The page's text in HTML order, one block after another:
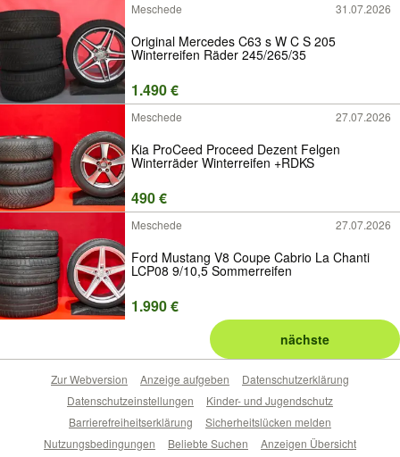
Meschede 31.07.2026
Original Mercedes C63 s W C S 205
Winterreifen Räder 245/265/35
1.490 €
Meschede 27.07.2026
Kia ProCeed Proceed Dezent Felgen
Winterräder Winterreifen +RDKS
490 €
Meschede 27.07.2026
Ford Mustang V8 Coupe Cabrio La Chanti
LCP08 9/10,5 Sommerreifen
1.990 €
nächste
Zur Webversion Anzeige aufgeben
Datenschutzerklärung
Datenschutzeinstellungen
Kinder- und Jugendschutz
Barrierefreiheitserklärung
Sicherheitslücken melden
Nutzungsbedingungen
Beliebte Suchen Anzeigen Übersicht